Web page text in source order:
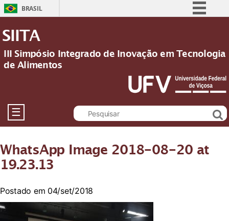
BRASIL
Participe
Acesso à informação
Legislação
Canais
SIITA
III Simpósio Integrado de Inovação em Tecnologia
de Alimentos
☰
WhatsApp Image 2018-08-20 at
19.23.13
Postado em 04/set/2018